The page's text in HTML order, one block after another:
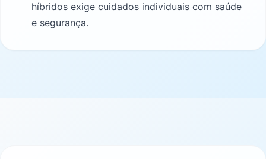
híbridos exige cuidados individuais com saúde
e segurança.